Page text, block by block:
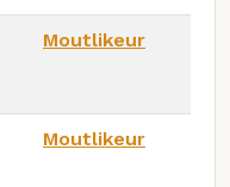
Moutlikeur
Moutlikeur